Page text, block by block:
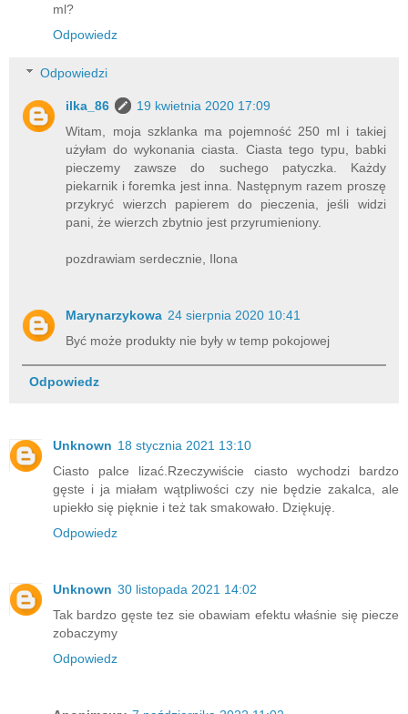
ml?
Odpowiedz
Odpowiedzi
ilka_86
19 kwietnia 2020 17:09
Witam, moja szklanka ma pojemność 250 ml i takiej
użyłam do wykonania ciasta. Ciasta tego typu, babki
pieczemy zawsze do suchego patyczka. Każdy
piekarnik i foremka jest inna. Następnym razem proszę
przykryć wierzch papierem do pieczenia, jeśli widzi
pani, że wierzch zbytnio jest przyrumieniony.
pozdrawiam serdecznie, Ilona
Marynarzykowa 24 sierpnia 2020 10:41
Być może produkty nie były w temp pokojowej
Odpowiedz
Unknown 18 stycznia 2021 13:10
Ciasto palce lizać.Rzeczywiście ciasto wychodzi bardzo
gęste i ja miałam wątpliwości czy nie będzie zakalca, ale
upiekło się pięknie i też tak smakowało. Dziękuję.
Odpowiedz
Unknown 30 listopada 2021 14:02
Tak bardzo gęste tez sie obawiam efektu właśnie się piecze
zobaczymy
Odpowiedz